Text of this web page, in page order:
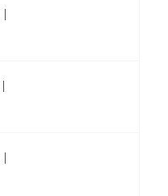
|
|
|